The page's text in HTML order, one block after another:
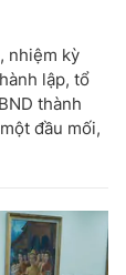
nhiệm kỳ
lập, tổ
thành
đầu mối,